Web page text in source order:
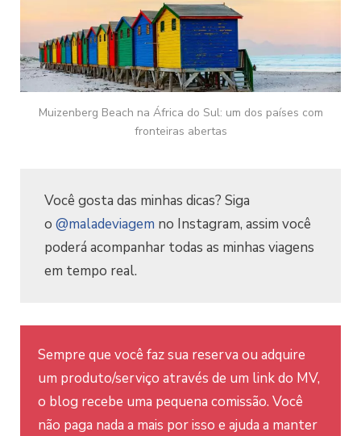
Muizenberg Beach na África do Sul: um dos países com
fronteiras abertas
Você gosta das minhas dicas? Siga
o @maladeviagem no Instagram, assim você
poderá acompanhar todas as minhas viagens
em tempo real.
Sempre que você faz sua reserva ou adquire
um produto/serviço através de um link do MV,
o blog recebe uma pequena comissão. Você
não paga nada a mais por isso e ajuda a manter